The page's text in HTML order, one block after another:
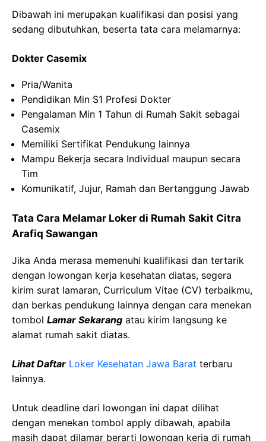
Dibawah ini merupakan kualifikasi dan posisi yang
sedang dibutuhkan, beserta tata cara melamarnya:
Dokter Casemix
Pria/Wanita
Pendidikan Min S1 Profesi Dokter
Pengalaman Min 1 Tahun di Rumah Sakit sebagai
Casemix
Memiliki Sertifikat Pendukung lainnya
Mampu Bekerja secara Individual maupun secara
Tim
Komunikatif, Jujur, Ramah dan Bertanggung Jawab
Tata Cara Melamar Loker di Rumah Sakit Citra
Arafiq Sawangan
Jika Anda merasa memenuhi kualifikasi dan tertarik
dengan lowongan kerja kesehatan diatas, segera
kirim surat lamaran, Curriculum Vitae (CV) terbaikmu,
dan berkas pendukung lainnya dengan cara menekan
tombol Lamar Sekarang atau kirim langsung ke
alamat rumah sakit diatas.
Lihat Daftar Loker Kesehatan Jawa Barat terbaru
lainnya.
Untuk deadline dari lowongan ini dapat dilihat
dengan menekan tombol apply dibawah, apabila
masih dapat dilamar berarti lowongan kerja di rumah